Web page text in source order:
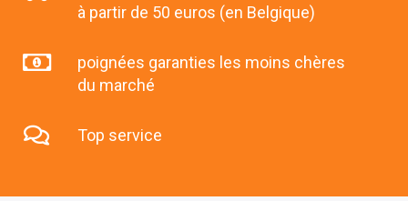
à partir de 50 euros (en Belgique)
poignées garanties les moins chères
du marché
Top service